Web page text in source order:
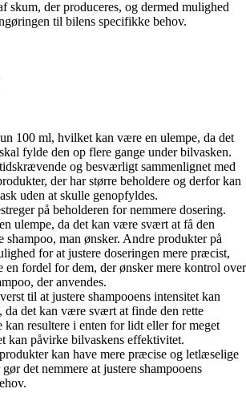
skum, der produceres, og dermed mulighed
til bilens specifikke behov.
100 ml, hvilket kan være en ulempe, da det
fylde den op flere gange under bilvasken.
og besværligt sammenlignet med
der har større beholdere og derfor kan
uden at skulle genopfyldes.
på beholderen for nemmere dosering.
ulempe, da det kan være svært at få den
man ønsker. Andre produkter på
for at justere doseringen mere præcist,
fordel for dem, der ønsker mere kontrol over
der anvendes.
til at justere shampooens intensitet kan
da det kan være svært at finde den rette
resultere i enten for lidt eller for meget
kan påvirke bilvaskens effektivitet.
kan have mere præcise og letlæselige
det nemmere at justere shampooens